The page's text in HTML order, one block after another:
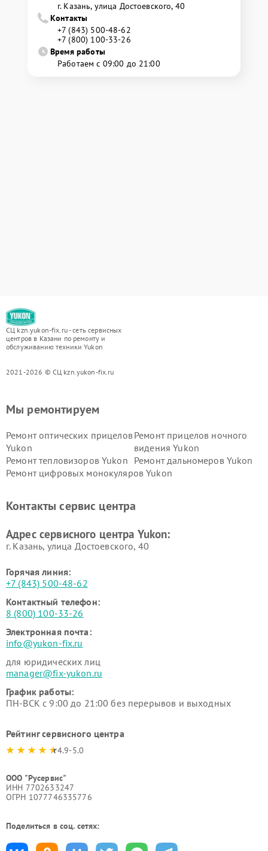
г. Казань, улица Достоевского, 40
Контакты
+7 (843) 500-48-62
+7 (800) 100-33-26
Время работы
Работаем с 09:00 до 21:00
СЦ kzn.yukon-fix.ru - сеть сервисных
центров в Казани по ремонту и
обслуживанию техники Yukon
2021-2026 © СЦ kzn.yukon-fix.ru
Мы ремонтируем
Ремонт оптических прицелов
Yukon
Ремонт прицелов ночного
видения Yukon
Ремонт тепловизоров Yukon Ремонт дальномеров Yukon
Ремонт цифровых монокуляров Yukon
Контакты сервис центра
Адрес сервисного центра Yukon:
г. Казань, улица Достоевского, 40
Горячая линия:
+7 (843) 500-48-62
Контактный телефон:
8 (800) 100-33-26
Электронная почта:
info@yukon-fix.ru
для юридических лиц
manager@fix-yukon.ru
График работы:
ПН-ВСК с 9:00 до 21:00 без перерывов и выходных
Рейтинг сервисного центра
4.9-5.0
ООО "Русервис"
ИНН 7702633247
ОГРН 1077746335776
Поделиться в соц. сетях: